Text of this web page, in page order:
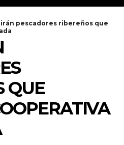
pescadores ribereños que
QUE